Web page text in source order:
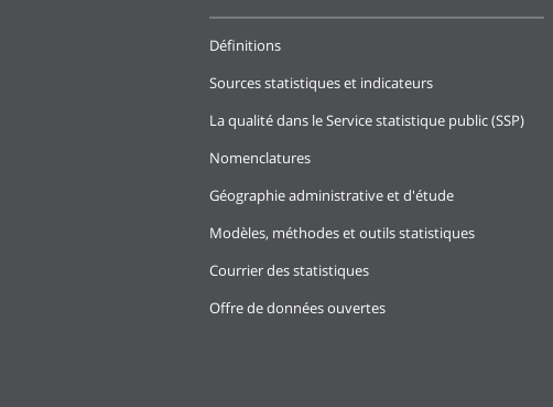
Définitions
Sources statistiques et indicateurs
La qualité dans le Service statistique public (SSP)
Nomenclatures
Géographie administrative et d'étude
Modèles, méthodes et outils statistiques
Courrier des statistiques
Offre de données ouvertes